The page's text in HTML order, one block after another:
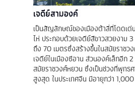
เจดีย์สามองค์
เป็นสัญลักษณ์ของเมืองต้าลี่ที่โดดเด่
ไห่ ประกอบด้วยเจดีย์สีขาวสวยงาม
ถึง 70 เมตรซึ่งสร้างขึ้นในสมัยราช
เจดีย์ในเมืองซีอาน ส่วนองค์เล็กอีก
สมัยราชวงศ์หยวน ซึ่งเป็นช่วงที่พุทธ
สูงสุด ในประเทศจีน มีอายุกว่า